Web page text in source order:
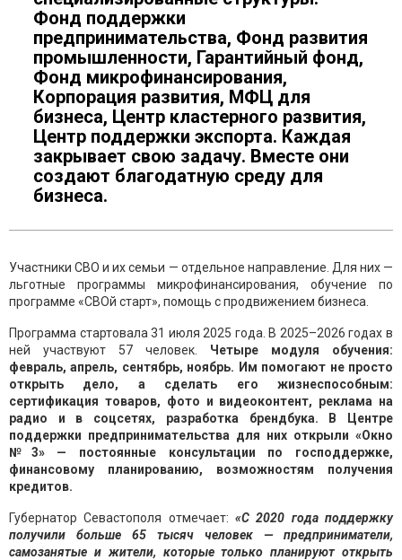
Фонд поддержки
предпринимательства, Фонд развития
промышленности, Гарантийный фонд,
Фонд микрофинансирования,
Корпорация развития, МФЦ для
бизнеса, Центр кластерного развития,
Центр поддержки экспорта. Каждая
закрывает свою задачу. Вместе они
создают благодатную среду для
бизнеса.
Участники СВО и их семьи — отдельное направление. Для них —
льготные программы микрофинансирования, обучение по
программе «СВОй старт», помощь с продвижением бизнеса.
Программа стартовала 31 июля 2025 года. В 2025–2026 годах в
ней участвуют 57 человек. Четыре модуля обучения:
февраль, апрель, сентябрь, ноябрь. Им помогают не просто
открыть дело, а сделать его жизнеспособным:
сертификация товаров, фото и видеоконтент, реклама на
радио и в соцсетях, разработка брендбука. В Центре
поддержки предпринимательства для них открыли «Окно
№3» — постоянные консультации по господдержке,
финансовому планированию, возможностям получения
кредитов.
Губернатор Севастополя отмечает: «С 2020 года поддержку
получили больше 65 тысяч человек — предприниматели,
самозанятые и жители, которые только планируют открыть